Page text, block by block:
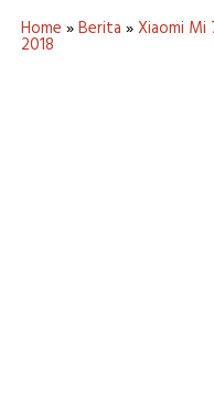
Home »Berita »Xiaomi Mi
2018